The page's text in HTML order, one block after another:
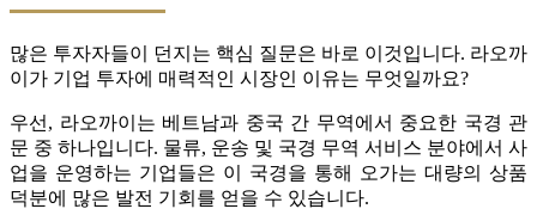
많은 투자자들이 던지는 핵심 질문은 바로 이것입니다. 라오까
이가 기업 투자에 매력적인 시장인 이유는 무엇일까요?
우선, 라오까이는 베트남과 중국 간 무역에서 중요한 국경 관
문 중 하나입니다. 물류, 운송 및 국경 무역 서비스 분야에서 사
업을 운영하는 기업들은 이 국경을 통해 오가는 대량의 상품
덕분에 많은 발전 기회를 얻을 수 있습니다.